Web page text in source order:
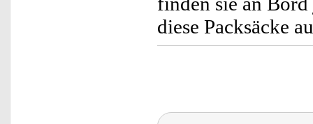
diese Packsäcke